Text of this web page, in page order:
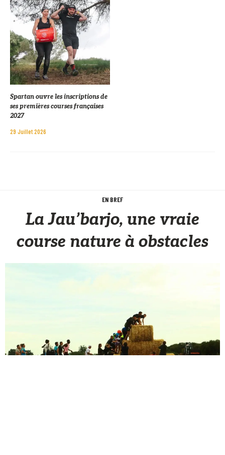
Spartan ouvre les inscriptions de
ses premières courses françaises
2027
29 Juillet 2026
EN BREF
La Jau’barjo, une vraie
course nature à obstacles